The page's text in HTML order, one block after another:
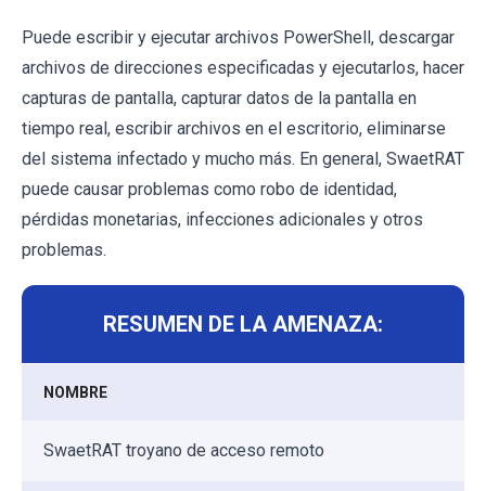
Puede escribir y ejecutar archivos PowerShell, descargar
archivos de direcciones especificadas y ejecutarlos, hacer
capturas de pantalla, capturar datos de la pantalla en
tiempo real, escribir archivos en el escritorio, eliminarse
del sistema infectado y mucho más. En general, SwaetRAT
puede causar problemas como robo de identidad,
pérdidas monetarias, infecciones adicionales y otros
problemas.
RESUMEN DE LA AMENAZA:
NOMBRE
SwaetRAT troyano de acceso remoto